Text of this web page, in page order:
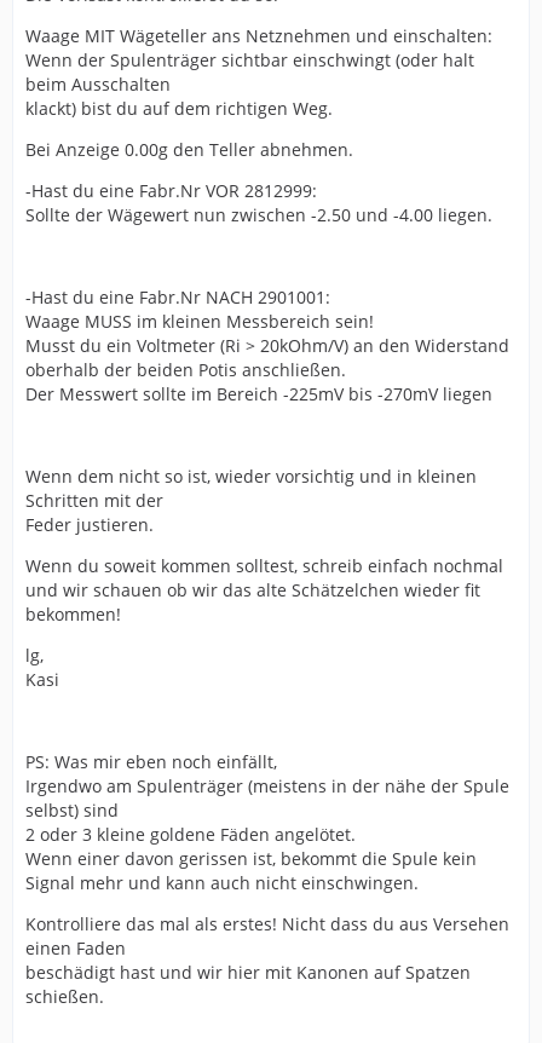
Waage MIT Wägeteller ans Netznehmen und einschalten:
Wenn der Spulenträger sichtbar einschwingt (oder halt
beim Ausschalten
klackt) bist du auf dem richtigen Weg.
Bei Anzeige 0.00g den Teller abnehmen.
-Hast du eine Fabr.Nr VOR 2812999:
Sollte der Wägewert nun zwischen -2.50 und -4.00 liegen.
-Hast du eine Fabr.Nr NACH 2901001:
Waage MUSS im kleinen Messbereich sein!
Musst du ein Voltmeter (Ri > 20kOhm/V) an den Widerstand
oberhalb der beiden Potis anschließen.
Der Messwert sollte im Bereich -225mV bis -270mV liegen
Wenn dem nicht so ist, wieder vorsichtig und in kleinen
Schritten mit der
Feder justieren.
Wenn du soweit kommen solltest, schreib einfach nochmal
und wir schauen ob wir das alte Schätzelchen wieder fit
bekommen!
lg,
Kasi
PS: Was mir eben noch einfällt,
Irgendwo am Spulenträger (meistens in der nähe der Spule
selbst) sind
2 oder 3 kleine goldene Fäden angelötet.
Wenn einer davon gerissen ist, bekommt die Spule kein
Signal mehr und kann auch nicht einschwingen.
Kontrolliere das mal als erstes! Nicht dass du aus Versehen
einen Faden
beschädigt hast und wir hier mit Kanonen auf Spatzen
schießen.